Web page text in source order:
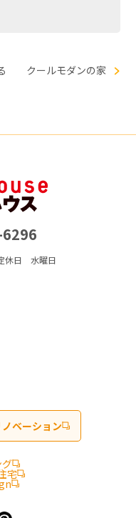
クールモダンの家
休日 水曜日
ベーション
宅